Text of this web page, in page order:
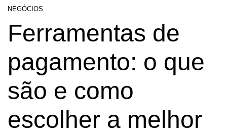
NEGÓCIOS
Ferramentas de
pagamento: o que
são e como
escolher a melhor